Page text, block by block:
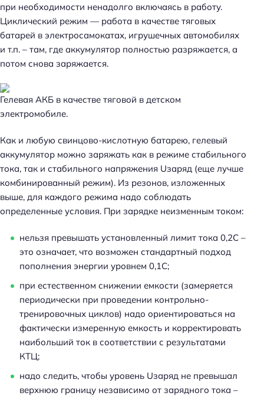
при необходимости ненадолго включаясь в работу.
Циклический режим — работа в качестве тяговых
батарей в электросамокатах, игрушечных автомобилях
и т.п. – там, где аккумулятор полностью разряжается, а
потом снова заряжается.
Гелевая АКБ в качестве тяговой в детском
электромобиле.
Как и любую свинцово-кислотную батарею, гелевый
аккумулятор можно заряжать как в режиме стабильного
тока, так и стабильного напряжения Uзаряд (еще лучше
комбинированный режим). Из резонов, изложенных
выше, для каждого режима надо соблюдать
определенные условия. При зарядке неизменным током:
нельзя превышать установленный лимит тока 0,2С –
это означает, что возможен стандартный подход
пополнения энергии уровнем 0,1С;
при естественном снижении емкости (замеряется
периодически при проведении контрольно-
тренировочных циклов) надо ориентироваться на
фактически измеренную емкость и корректировать
наибольший ток в соответствии с результатами
КТЦ;
надо следить, чтобы уровень Uзаряд не превышал
верхнюю границу независимо от зарядного тока –